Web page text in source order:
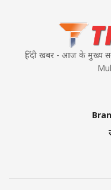
हिंदी खबर - आज के मुख्य